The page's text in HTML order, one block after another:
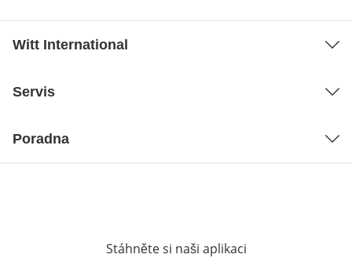
Witt International
Servis
Poradna
Stáhněte si naši aplikaci